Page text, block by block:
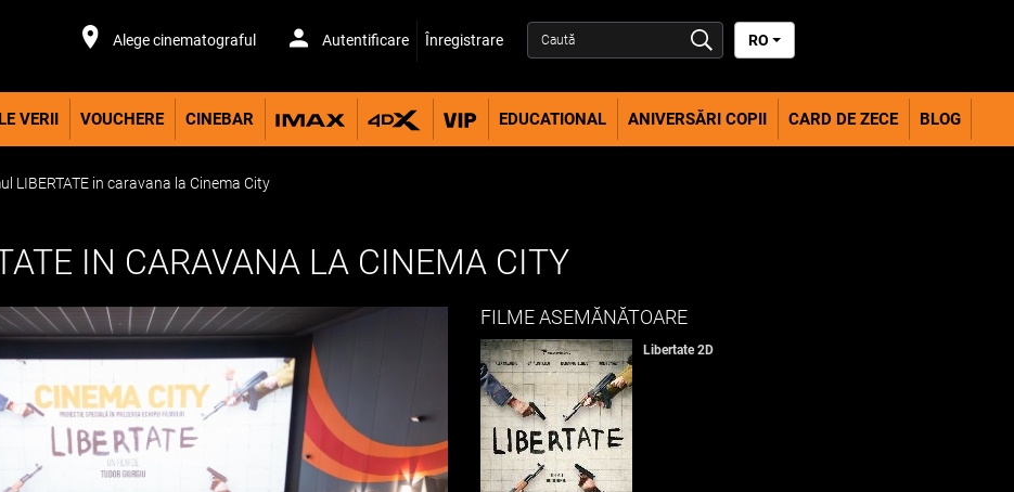
Alege cinematograful Autentificare Înregistrare RO
VERII VOUCHERE CINEBAR EDUCATIONAL ANIVERSĂRI COPII CARD DE ZECE BLOG
LIBERTATE in caravana la Cinema City
IN CARAVANA LA CINEMA CITY
FILME ASEMĂNĂTOARE
Libertate 2D